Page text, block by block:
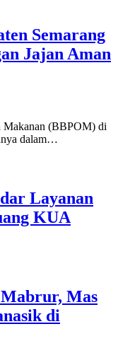
Semarang
Jajan Aman
Makanan (BBPOM) di
dalam…
Layanan
KUA
Mas
di